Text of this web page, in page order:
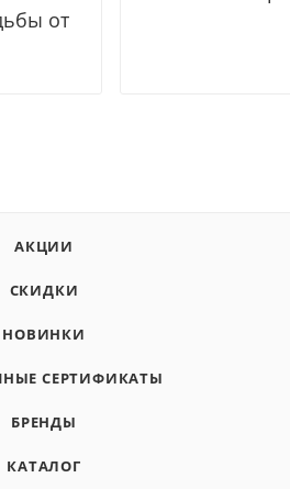
от
АКЦИИ
СКИДКИ
НОВИНКИ
СЕРТИФИКАТЫ
БРЕНДЫ
КАТАЛОГ